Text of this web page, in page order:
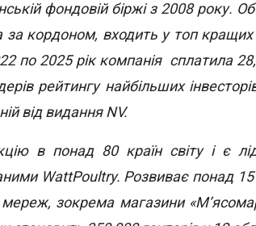
фондовій біржі з 2008 року.
за кордоном, входить у топ
по 2025 рік компанія сплатила
рейтингу найбільших
від видання NV.
в понад 80 країн світу і є
WattPoultry. Розвиває понад 15
зокрема магазини